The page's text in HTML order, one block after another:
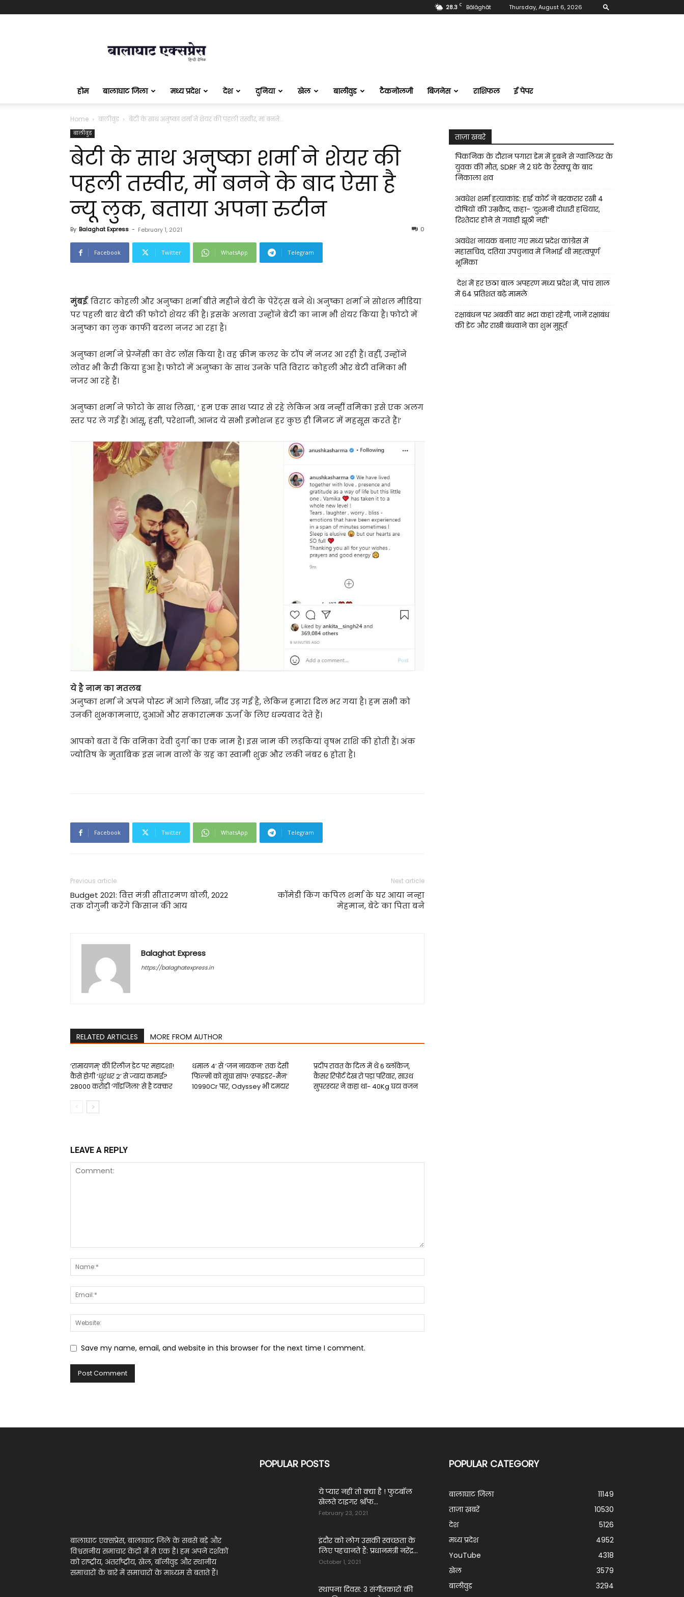
28.3 C Bālāghāt Thursday, August 6, 2026
एक्सप्रेस
होम बालाघाट जिला मध्य प्रदेश देश दुनिया खेल बालीवुड टैकनोलजी बिजनेस राशिफल ई पेपर
Home बालीवुड बेटी के साथ अनुष्‍का शर्मा ने शेयर की पहली तस्‍वीर, मां बनने...
बालीवुड
बेटी के साथ अनुष्‍का शर्मा ने शेयर की
पहली तस्‍वीर, मां बनने के बाद ऐसा है
न्‍यू लुक, बताया अपना रुटीन
By Balaghat Express - February 1, 2021 0
Facebook Twitter WhatsApp Telegram
मुंबई. विराट कोहली और अनुष्का शर्मा बीते महीने बेटी के पेरेंट्स बने थे। अनुष्का शर्मा ने सोशल मीडिया
पर पहली बार बेटी की फोटो शेयर की है। इसके अलावा उन्होंने बेटी का नाम भी शेयर किया है। फोटो में
अनुष्का का लुक काफी बदला नजर आ रहा है।
अनुष्का शर्मा ने प्रेग्नेंसी का वेट लॉस किया है। वह क्रीम कलर के टॉप में नजर आ रही हैं। वहीं, उन्होंने
लोवर भी कैरी किया हुआ है। फोटो में अनुष्का के साथ उनके पति विराट कोहली और बेटी वमिका भी
नजर आ रहे हैं।
अनुष्का शर्मा ने फोटो के साथ लिखा, ‘ हम एक साथ प्यार से रहे लेकिन अब नन्हीं वमिका इसे एक अलग
स्तर पर ले गई हैं। आंसू, हंसी, परेशानी, आनंद ये सभी इमोशन हर कुछ ही मिनट में महसूस करते हैं।’
ये है नाम का मतलब
अनुष्का शर्मा ने अपने पोस्ट में आगे लिखा, नींद उड़ गई है, लेकिन हमारा दिल भर गया है। हम सभी को
उनकी शुभकामनाएं, दुआओं और सकारात्मक ऊर्जा के लिए धन्यवाद देते हैं।
आपको बता दें कि वमिका देवी दुर्गा का एक नाम है। इस नाम की लड़कियां वृषभ राशि की होती हैं। अंक
ज्योतिष के मुताबिक इस नाम वालों के ग्रह का स्वामी शुक्र और लकी नंबर 6 होता है।
Facebook Twitter WhatsApp Telegram
Previous article
Budget 2021: वित्त मंत्री सीतारमण बोली, 2022
तक दोगुनी करेंगे किसान की आय
Next article
कॉमेडी किंग कपिल शर्मा के घर आया नन्हा
मेहमान, बेटे का पिता बने
Balaghat Express
https://balaghatexpress.in
RELATED ARTICLES MORE FROM AUTHOR
‘रामायणम्’ की रिलीज डेट पर महादशा!
कैसे होगी ‘धुरंधर 2’ से ज्यादा कमाई?
₹28000 करोड़ी ‘गॉडजिला’ से है टक्‍कर
धमाल 4′ से ‘जन नायकन’ तक देसी
फिल्‍मों को सूंघा सांप! ‘स्‍पाइडर-मैन’
₹10990Cr पार, Odyssey भी दमदार
प्रदीप रावत के दिल में थे 6 ब्लॉकेज,
कैंसर रिपोर्ट देख रो पड़ा परिवार, साउथ
सुपरस्‍टार ने कहा था- 40Kg घटा वजन
LEAVE A REPLY
Save my name, email, and website in this browser for the next time I comment.
ताज़ा खबरे
पिकनिक के दौरान पगारा डेम में डूबने से ग्वालियर के
युवक की मौत, SDRF ने 2 घंटे के रेस्क्यू के बाद
निकाला शव
अवधेश शर्मा हत्याकांड: हाई कोर्ट ने बरकरार रखी 4
दोषियों की उम्रकैद, कहा- ‘दुश्मनी दोधारी हथियार,
रिश्तेदार होने से गवाही झूठी नहीं’
अवधेश नायक बनाए गए मध्य प्रदेश कांग्रेस में
महासचिव, दतिया उपचुनाव में निभाई थी महत्वपूर्ण
भूमिका
देश में हर छठा बाल अपहरण मध्य प्रदेश में, पांच साल
में 64 प्रतिशत बढ़े मामले
रक्षाबंधन पर अबकी बार भद्रा कहां रहेगी, जानें रक्षाबंध
की डेट और राखी बंधवाने का शुभ मुहूर्त
POPULAR POSTS
ये प्‍यार नहीं तो क्‍या है ! फुटबॉल
खेलते टाइगर श्रॉफ...
February 23, 2021
इंदौर को लोग उसकी स्वच्छता के
लिए पहचानते हैं: प्रधानमंत्री नरेंद्र...
October 1, 2021
स्थापना दिवस: 3 संगीतकारों की
POPULAR CATEGORY
बालाघाट जिला
11149
ताज़ा ख़बरें
10530
देश
5126
मध्य प्रदेश
4952
YouTube
4318
खेल
3579
बालीवुड
3294